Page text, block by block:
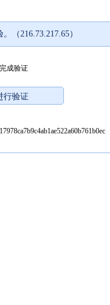
（216.73.217.65）
成验证